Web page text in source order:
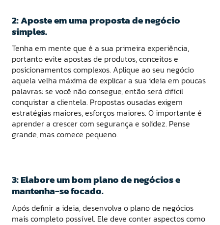
2: Aposte em uma proposta de negócio
simples.
Tenha em mente que é a sua primeira experiência,
portanto evite apostas de produtos, conceitos e
posicionamentos complexos. Aplique ao seu negócio
aquela velha máxima de explicar a sua ideia em poucas
palavras: se você não consegue, então será difícil
conquistar a clientela. Propostas ousadas exigem
estratégias maiores, esforços maiores. O importante é
aprender a crescer com segurança e solidez. Pense
grande, mas comece pequeno.
3: Elabore um bom plano de negócios e
mantenha-se focado.
Após definir a ideia, desenvolva o plano de negócios
mais completo possível. Ele deve conter aspectos como